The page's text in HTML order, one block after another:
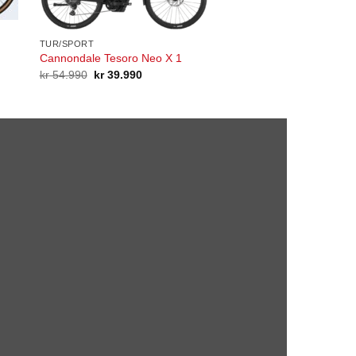
TUR/SPORT
Cannondale Tesoro Neo X 1
kr54.990 Opprinnelig
kr39.990Nåværende